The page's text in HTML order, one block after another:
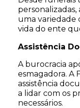
uma variedade
vida do ente
Assistência
A burocracia
esmagadora. A
assistência
a lidar com os
necessários.